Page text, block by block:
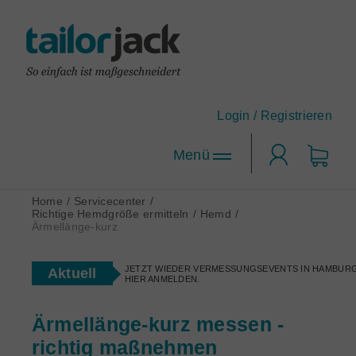
Designen Sie Ihr Maßhemd nach Ihren Wünschen!
Maßhemden für Firmen
Corporate Clothing nach Maß.
Login / Registrieren
Home / Servicecenter /
Richtige Hemdgröße ermitteln / Hemd /
Ärmellänge-kurz
Aktuell
JETZT WIEDER VERMESSUNGSEVENTS IN
HIER ANMELDEN.
Ärmellänge-kurz messen -
richtig maßnehmen